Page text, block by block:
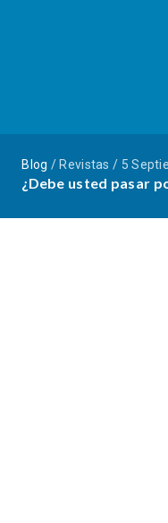
Blog / Revistas / 5
¿Debe usted pasar